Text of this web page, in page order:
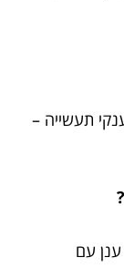
תעשייה –
עם